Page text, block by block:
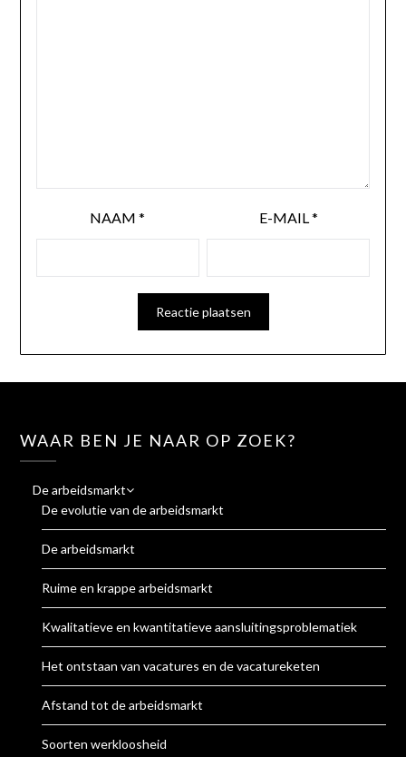
NAAM* E-MAIL *
WAAR BEN JE NAAR OP ZOEK?
De arbeidsmarkt
De evolutie van de arbeidsmarkt
De arbeidsmarkt
Ruime en krappe arbeidsmarkt
Kwalitatieve en kwantitatieve aansluitingsproblematiek
Het ontstaan van vacatures en de vacatureketen
Afstand tot de arbeidsmarkt
Soorten werkloosheid